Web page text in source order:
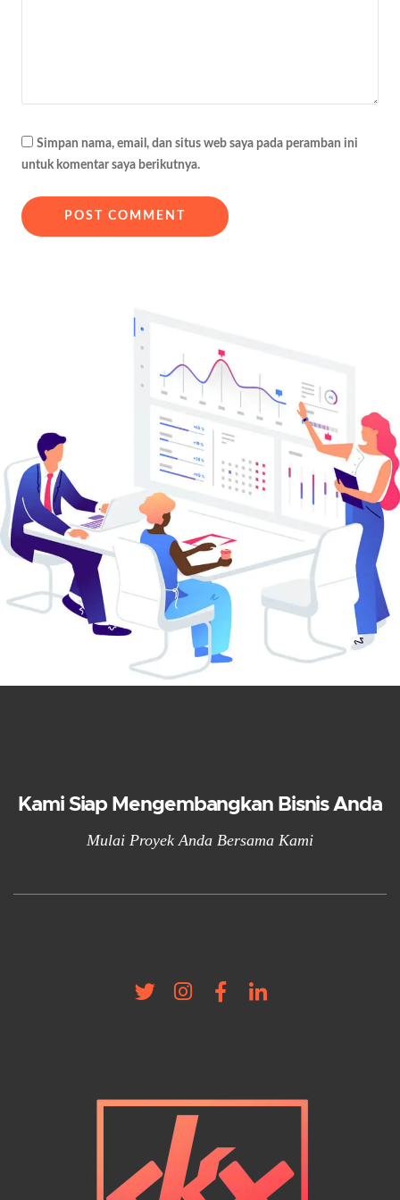
Simpan nama, email, dan situs web saya pada peramban ini
untuk komentar saya berikutnya.
Kami Siap Mengembangkan Bisnis Anda
Mulai Proyek Anda Bersama Kami